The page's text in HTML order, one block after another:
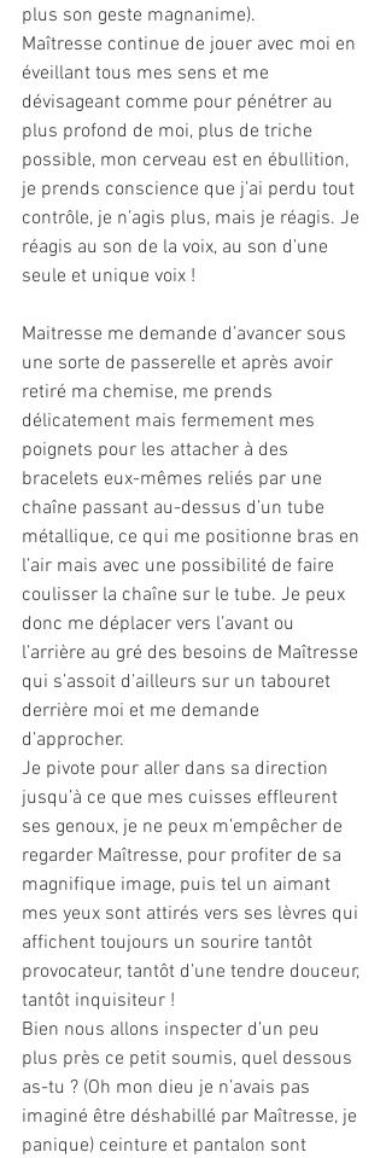
plus son geste magnanime).
Maîtresse continue de jouer avec moi en
éveillant tous mes sens et me
dévisageant comme pour pénétrer au
plus profond de moi, plus de triche
possible, mon cerveau est en ébullition,
je prends conscience que j’ai perdu tout
contrôle, je n’agis plus, mais je réagis. Je
réagis au son de la voix, au son d’une
seule et unique voix !
Maitresse me demande d’avancer sous
une sorte de passerelle et après avoir
retiré ma chemise, me prends
délicatement mais fermement mes
poignets pour les attacher à des
bracelets eux-mêmes reliés par une
chaîne passant au-dessus d’un tube
métallique, ce qui me positionne bras en
l’air mais avec une possibilité de faire
coulisser la chaîne sur le tube. Je peux
donc me déplacer vers l’avant ou
l’arrière au gré des besoins de Maîtresse
qui s’assoit d’ailleurs sur un tabouret
derrière moi et me demande
d’approcher.
Je pivote pour aller dans sa direction
jusqu’à ce que mes cuisses effleurent
ses genoux, je ne peux m’empêcher de
regarder Maîtresse, pour profiter de sa
magnifique image, puis tel un aimant
mes yeux sont attirés vers ses lèvres qui
affichent toujours un sourire tantôt
provocateur, tantôt d’une tendre douceur,
tantôt inquisiteur !
Bien nous allons inspecter d’un peu
plus près ce petit soumis, quel dessous
as-tu ? (Oh mon dieu je n’avais pas
imaginé être déshabillé par Maîtresse, je
panique) ceinture et pantalon sont